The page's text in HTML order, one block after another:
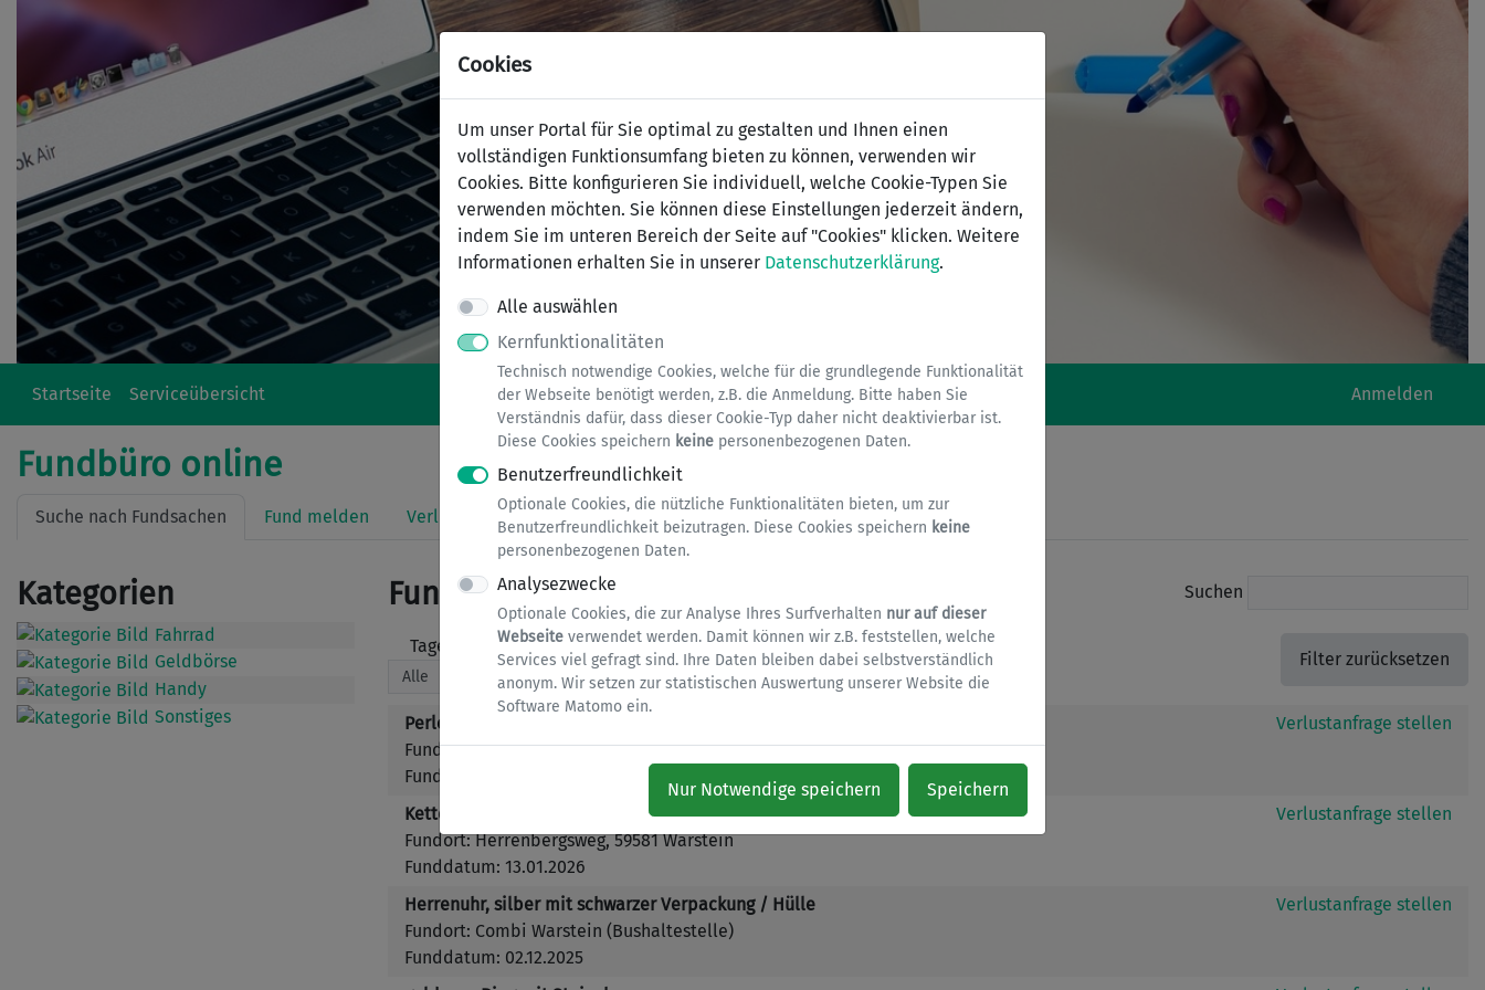
Cookies
Um unser Portal für Sie optimal zu gestalten und Ihnen einen
vollständigen Funktionsumfang bieten zu können, verwenden wir
Cookies. Bitte konfigurieren Sie individuell, welche Cookie-Typen Sie
verwenden möchten. Sie können diese Einstellungen jederzeit ändern,
indem Sie im unteren Bereich der Seite auf "Cookies" klicken. Weitere
Informationen erhalten Sie in unserer Datenschutzerklärung.
Alle auswählen
Kernfunktionalitäten
Technisch notwendige Cookies, welche für die grundlegende Funktionalität
der Webseite benötigt werden, z.B. die Anmeldung. Bitte haben Sie
Verständnis dafür, dass dieser Cookie-Typ daher nicht deaktivierbar ist.
Diese Cookies speichern keine personenbezogenen Daten.
Benutzerfreundlichkeit
Optionale Cookies, die nützliche Funktionalitäten bieten, um zur
Benutzerfreundlichkeit beizutragen. Diese Cookies speichern keine
personenbezogenen Daten.
Analysezwecke
Optionale Cookies, die zur Analyse Ihres Surfverhalten nur auf dieser
Webseite verwendet werden. Damit können wir z.B. feststellen, welche
Services viel gefragt sind. Ihre Daten bleiben dabei selbstverständlich
anonym. Wir setzen zur statistischen Auswertung unserer Website die
Software Matomo ein.
Nur Notwendige speichern Speichern
Startseite Serviceübersicht Anmelden
Fundbüro online
Suche nach Fundsachen Fund melden Verlust melden
Kategorien
Fahrrad
Geldbörse
Handy
Sonstiges
Fundsachen Suchen
Tage: Kategorie:Sonstiges
Perlenkette
Fundort: Kreisstraße Suttrop
Funddatum: 17.02.2026
Verlustanfrage stellen
Kette mit Herzanhänger
Fundort: Herrenbergsweg, 59581 Warstein
Funddatum: 13.01.2026
Verlustanfrage stellen
Herrenuhr, silber mit schwarzer Verpackung / Hülle
Fundort: Combi Warstein (Bushaltestelle)
Funddatum: 02.12.2025
Verlustanfrage stellen